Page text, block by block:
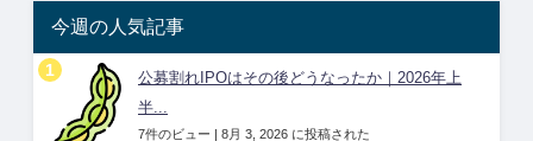
今週の人気記事
公募割れIPOはその後どうなったか｜2026年上
半...
7件のビュー | 8月 3, 2026 に投稿された